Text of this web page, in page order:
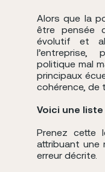
Alors que la
être pensée
évolutif et
politique mal
principaux
cohérence, de
Voici une
Prenez cette
attribuant une
erreur décrite.